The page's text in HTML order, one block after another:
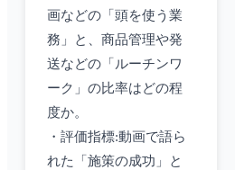
画などの「頭を使う業
務」と、商品管理や発
送などの「ルーチンワ
ーク」の比率はどの程
度か。
・評価指標:動画で語ら
れた「施策の成功」と